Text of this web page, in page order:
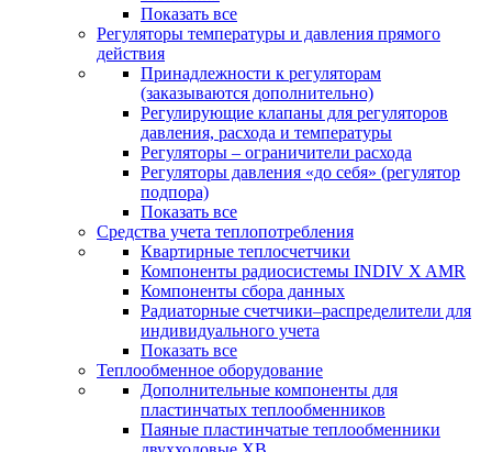
Показать все
Регуляторы температуры и давления прямого
действия
Принадлежности к регуляторам
(заказываются дополнительно)
Регулирующие клапаны для регуляторов
давления, расхода и температуры
Регуляторы – ограничители расхода
Регуляторы давления «до себя» (регулятор
подпора)
Показать все
Средства учета теплопотребления
Квартирные теплосчетчики
Компоненты радиосистемы INDIV X AMR
Компоненты сбора данных
Радиаторные счетчики–распределители для
индивидуального учета
Показать все
Теплообменное оборудование
Дополнительные компоненты для
пластинчатых теплообменников
Паяные пластинчатые теплообменники